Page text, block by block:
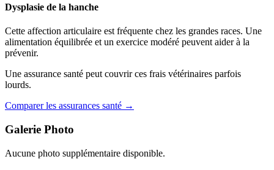
Dysplasie de la hanche
Cette affection articulaire est fréquente chez les grandes races. Une
alimentation équilibrée et un exercice modéré peuvent aider à la
prévenir.
Une assurance santé peut couvrir ces frais vétérinaires parfois
lourds.
Comparer les assurances santé →
Galerie Photo
Aucune photo supplémentaire disponible.